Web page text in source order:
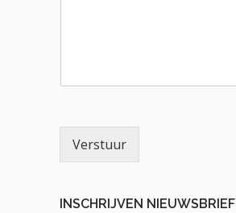
Verstuur
INSCHRIJVEN NIEUWSBRIEF